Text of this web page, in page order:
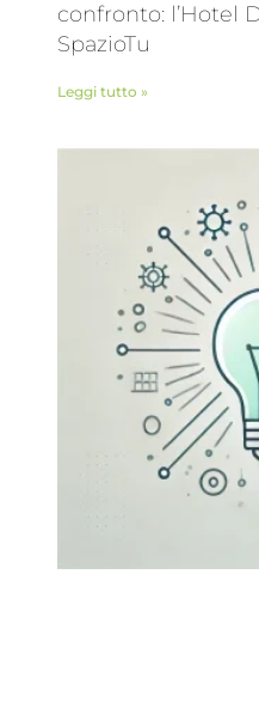
confronto: l’Hotel
SpazioTu
Leggi tutto »